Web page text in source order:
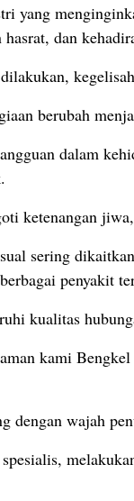
yang
dan
berubah
dalam
ketenangan
sering
penyakit
kualitas
kami
dengan wajah